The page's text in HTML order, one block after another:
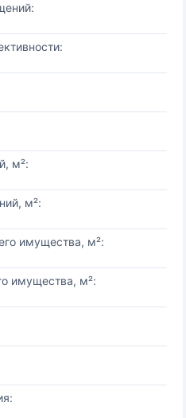
м²:
м²:
имущества, м²:
имущества, м²: